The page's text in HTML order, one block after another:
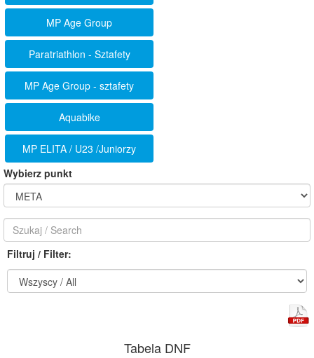
MP Age Group
Paratriathlon - Sztafety
MP Age Group - sztafety
Aquabike
MP ELITA / U23 /Juniorzy
Wybierz punkt
Filtruj / Filter:
Tabela DNF